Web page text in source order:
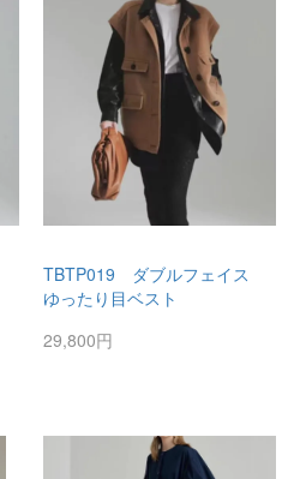
TBTP019 ダブルフェイス
ゆったり目ベスト
29,800円